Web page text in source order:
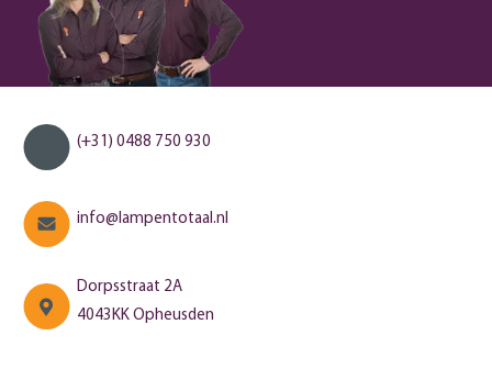
(+31) 0488 750 930
info@lampentotaal.nl
Dorpsstraat 2A
4043KK Opheusden